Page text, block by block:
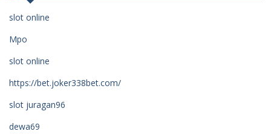
slot online
Mpo
slot online
https://bet.joker338bet.com/
slot juragan96
dewa69